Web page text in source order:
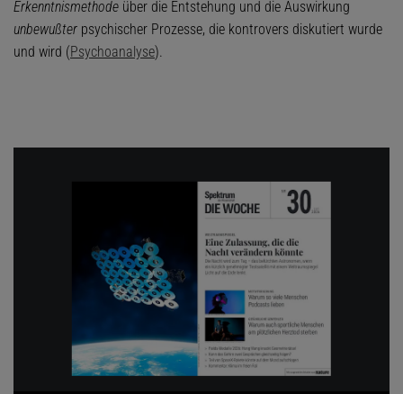
Erkenntnismethode über die Entstehung und die Auswirkung
unbewußter psychischer Prozesse, die kontrovers diskutiert wurde
und wird (Psychoanalyse).